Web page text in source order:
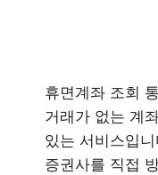
휴면계좌 조회
거래가 없는 계
있는 서비스입
증권사를 직접